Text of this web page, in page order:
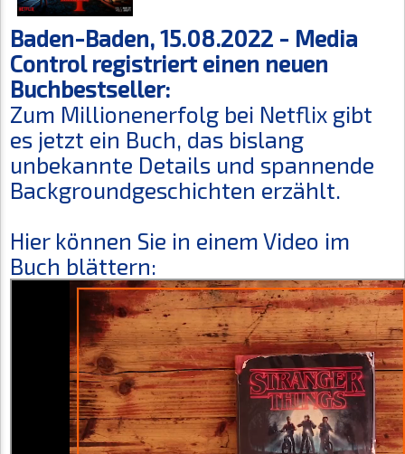
Baden-Baden, 15.08.2022 - Media
Control registriert einen neuen
Buchbestseller:
Zum Millionenerfolg bei Netflix gibt
es jetzt ein Buch, das bislang
unbekannte Details und spannende
Backgroundgeschichten erzählt.
Hier können Sie in einem Video im
Buch blättern: